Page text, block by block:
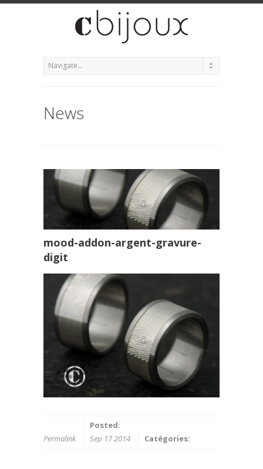
News
mood-addon-argent-gravure-
digit
Permalink
Posted:
Sep 17 2014
Catégories: